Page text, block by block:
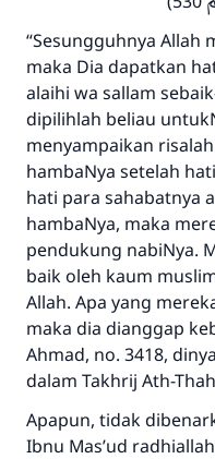
“Sesungguhnya Allah
maka Dia dapatkan
alaihi wa sallam
dipilihlah beliau
menyampaikan
hambaNya setelah
hati para sahabatnya
hambaNya, maka
pendukung nabiNya.
baik oleh kaum
Allah. Apa yang
maka dia dianggap
Ahmad, no. 3418,
dalam Takhrij Ath-
Apapun, tidak
Ibnu Mas’ud